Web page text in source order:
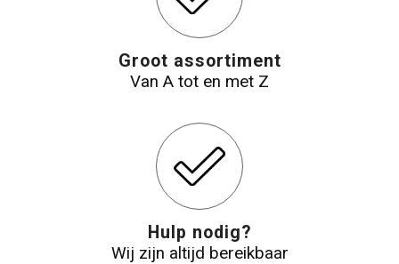
Groot assortiment
Van A tot en met Z
Hulp nodig?
Wij zijn altijd bereikbaar